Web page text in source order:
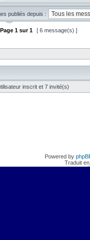
publiés depuis :
Page 1 sur1 [ 6 message(s) ]
inscrit et 7 invité(s)
Powered by
Traduit